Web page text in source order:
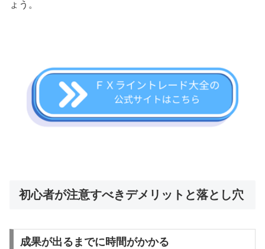
ょう。
初心者が注意すべきデメリットと落とし穴
成果が出るまでに時間がかかる